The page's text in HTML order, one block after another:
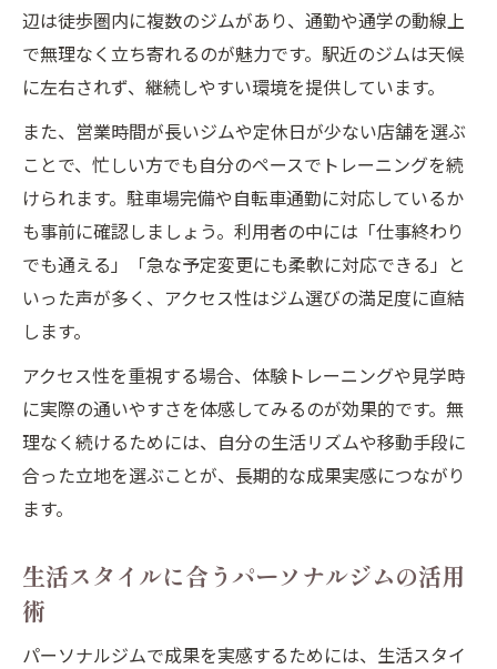
辺は徒歩圏内に複数のジムがあり、通勤や通学の動線上
で無理なく立ち寄れるのが魅力です。駅近のジムは天候
に左右されず、継続しやすい環境を提供しています。
また、営業時間が長いジムや定休日が少ない店舗を選ぶ
ことで、忙しい方でも自分のペースでトレーニングを続
けられます。駐車場完備や自転車通勤に対応しているか
も事前に確認しましょう。利用者の中には「仕事終わり
でも通える」「急な予定変更にも柔軟に対応できる」と
いった声が多く、アクセス性はジム選びの満足度に直結
します。
アクセス性を重視する場合、体験トレーニングや見学時
に実際の通いやすさを体感してみるのが効果的です。無
理なく続けるためには、自分の生活リズムや移動手段に
合った立地を選ぶことが、長期的な成果実感につながり
ます。
生活スタイルに合うパーソナルジムの活用
術
パーソナルジムで成果を実感するためには、生活スタイ